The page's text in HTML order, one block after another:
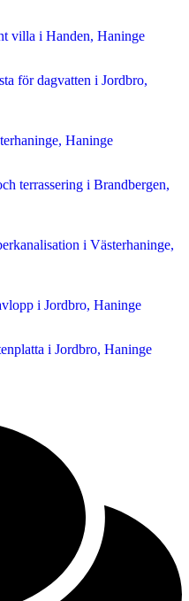
villa i Handen, Haninge
för dagvatten i Jordbro,
Haninge
terrassering i Brandbergen,
i Västerhaninge,
i Jordbro, Haninge
i Jordbro, Haninge